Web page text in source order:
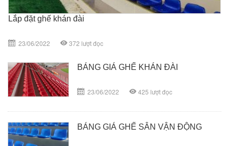
Lắp đặt ghế khán đài
23/06/2022 372 lượt đọc
BẢNG GIÁ GHẾ KHÁN ĐÀI
23/06/2022 425 lượt đọc
BẢNG GIÁ GHẾ SÂN VẬN ĐỘNG